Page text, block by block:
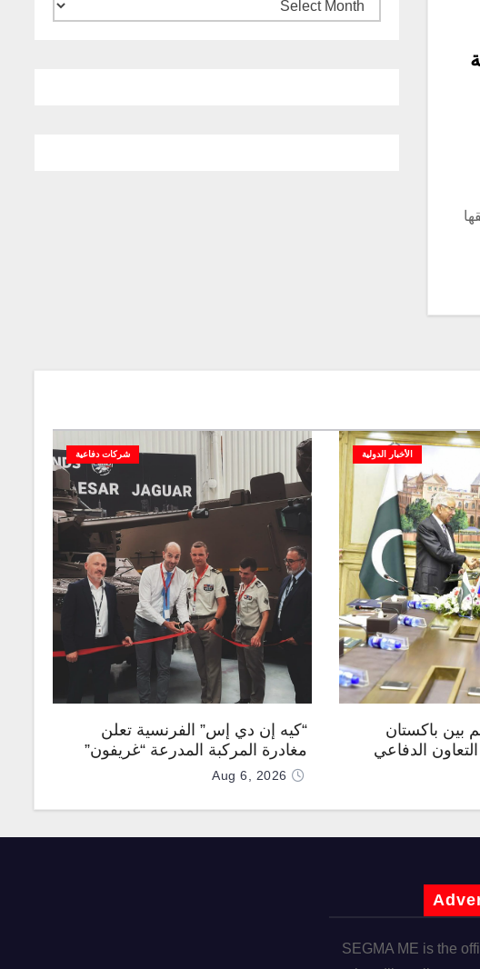
الأخبار الدولية
بين باكستان
الدفاعي
شركات دفاعية
“كيه إن دي إس” الفرنسية تعلن
مغادرة المركبة المدرعة “غريفون”
رقم 1000 لخط الإنتاجAug 6, 2026
SEGMA ME is the